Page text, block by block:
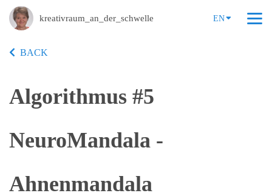
kreativraum_an_der_schwelle EN
BACK
Algorithmus #5
NeuroMandala -
Ahnenmandala